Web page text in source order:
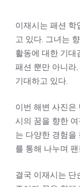
이재시는 패션 학
고 있다. 그녀는
활동에 대한 기대
패션 뿐만 아니라
기대하고 있다.
이번 해변 사진은
시의 꿈을 향한
는 다양한 경험을
를 통해 나누며
결국 이재시는 단